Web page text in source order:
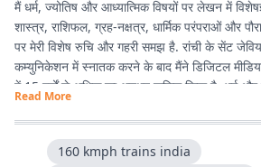
मैं धर्म, ज्योतिष और आध्यात्मिक विषयों पर लेखन में
शास्त्र, राशिफल, ग्रह-नक्षत्र, धार्मिक परंपराओं और
पर मेरी विशेष रुचि और गहरी समझ है. रांची के सेंट
कम्युनिकेशन में स्नातक करने के बाद मैंने डिजिटल
में 15 वर्षों से अधिक का अनुभव हासिल किया है. धर्म और
एंटरटेनमेंट, लाइफस्टाइल और शिक्षा जैसे विषयों पर भी
मेरी कोशिश रहती है कि जटिल विषयों को आसान,
तक पहुंचाया जाए.
Read More
160 kmph trains india